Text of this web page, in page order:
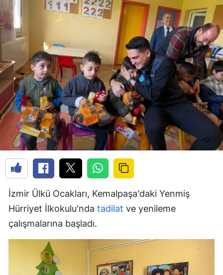
İzmir Ülkü Ocakları, Kemalpaşa'daki Yenmiş
Hürriyet İlkokulu'nda tadilat ve yenileme
çalışmalarına başladı.